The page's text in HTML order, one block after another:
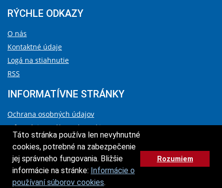
Táto stránka používa len nevyhnutné
cookies, potrebné na zabezpečenie
jej správneho fungovania. Bližšie
informácie na stránke: Informácie o
používaní súborov cookies.
Rozumiem
RÝCHLE ODKAZY
O nás
Kontaktné údaje
Logá na stiahnutie
RSS
INFORMATÍVNE STRÁNKY
Ochrana osobných údajov
Informácie o súboroch cookies
Vyhlásenie o prístupnosti
Správca obsahu a technický prevádzkovateľ
© 2026 Agentúra na podporu výskumu a vývoja
HORE